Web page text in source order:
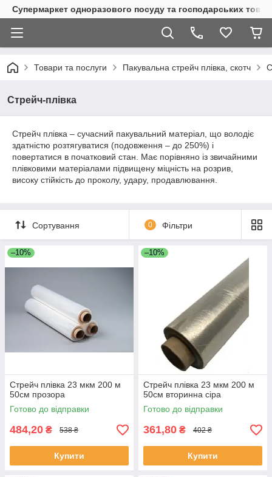
Супермаркет одноразового посуду та господарських
Товари та послуги Пакувальна стрейч плівка, скотч
Стрейч-плівка
Стрейч плівка – сучасний пакувальний матеріал, що володіє
здатністю розтягуватися (подовження – до 250%) і
повертатися в початковий стан. Має порівняно із звичайними
плівковими матеріалами підвищену міцність на розрив,
високу стійкість до проколу, удару, продавлювання.
Сортування 0 Фільтри
–10%
Стрейч плівка 23 мкм 200 м
50см прозора
Готово до відправки
484,20 ₴ 538 ₴
Купити
–10%
Стрейч плівка 23 мкм 200 м
50см вторинна сіра
Готово до відправки
361,80 ₴ 402 ₴
Купити